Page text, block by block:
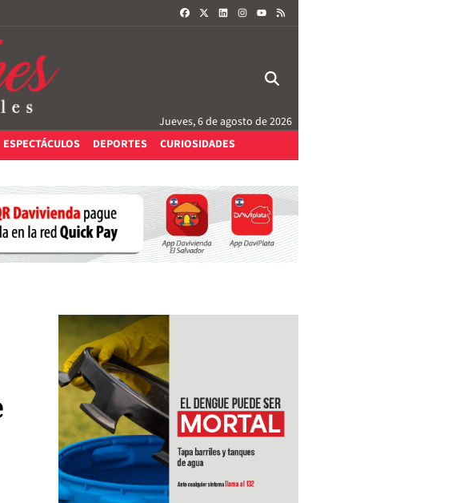
FACEBOOKLINKEDININSTAGRAM
Jueves, 6 de agosto de 2026
ESPECTÁCULOS DEPORTES CURIOSIDADES